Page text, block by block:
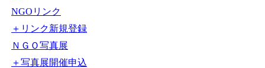
NGOリンク
＋リンク新規登録
ＮＧＯ写真展
＋写真展開催申込